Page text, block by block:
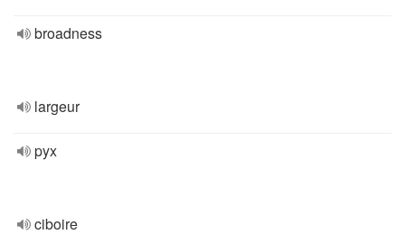
broadness
largeur
pyx
ciboire